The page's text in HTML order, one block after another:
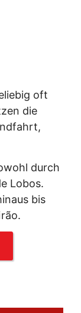
oft
die
durch
Lobos.
bis